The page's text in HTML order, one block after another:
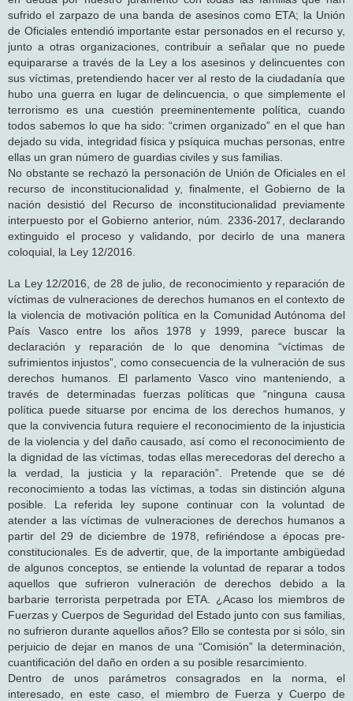
sufrido el zarpazo de una banda de asesinos como ETA; la Unión
de Oficiales entendió importante estar personados en el recurso y,
junto a otras organizaciones, contribuir a señalar que no puede
equipararse a través de la Ley a los asesinos y delincuentes con
sus víctimas, pretendiendo hacer ver al resto de la ciudadanía que
hubo una guerra en lugar de delincuencia, o que simplemente el
terrorismo es una cuestión preeminentemente política, cuando
todos sabemos lo que ha sido: “crimen organizado” en el que han
dejado su vida, integridad física y psíquica muchas personas, entre
ellas un gran número de guardias civiles y sus familias.
No obstante se rechazó la personación de Unión de Oficiales en el
recurso de inconstitucionalidad y, finalmente, el Gobierno de la
nación desistió del Recurso de inconstitucionalidad previamente
interpuesto por el Gobierno anterior, núm. 2336-2017, declarando
extinguido el proceso y validando, por decirlo de una manera
coloquial, la Ley 12/2016.
La Ley 12/2016, de 28 de julio, de reconocimiento y reparación de
víctimas de vulneraciones de derechos humanos en el contexto de
la violencia de motivación política en la Comunidad Autónoma del
País Vasco entre los años 1978 y 1999, parece buscar la
declaración y reparación de lo que denomina “víctimas de
sufrimientos injustos”, como consecuencia de la vulneración de sus
derechos humanos. El parlamento Vasco vino manteniendo, a
través de determinadas fuerzas políticas que “ninguna causa
política puede situarse por encima de los derechos humanos, y
que la convivencia futura requiere el reconocimiento de la injusticia
de la violencia y del daño causado, así como el reconocimiento de
la dignidad de las víctimas, todas ellas merecedoras del derecho a
la verdad, la justicia y la reparación”. Pretende que se dé
reconocimiento a todas las víctimas, a todas sin distinción alguna
posible. La referida ley supone continuar con la voluntad de
atender a las víctimas de vulneraciones de derechos humanos a
partir del 29 de diciembre de 1978, refiriéndose a épocas pre-
constitucionales. Es de advertir, que, de la importante ambigüedad
de algunos conceptos, se entiende la voluntad de reparar a todos
aquellos que sufrieron vulneración de derechos debido a la
barbarie terrorista perpetrada por ETA. ¿Acaso los miembros de
Fuerzas y Cuerpos de Seguridad del Estado junto con sus familias,
no sufrieron durante aquellos años? Ello se contesta por si sólo, sin
perjuicio de dejar en manos de una “Comisión” la determinación,
cuantificación del daño en orden a su posible resarcimiento.
Dentro de unos parámetros consagrados en la norma, el
interesado, en este caso, el miembro de Fuerza y Cuerpo de